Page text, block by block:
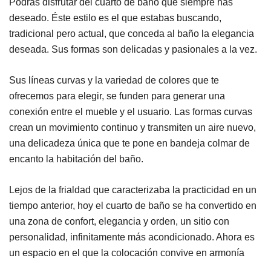
deseado. Éste estilo es el que estabas buscando,
tradicional pero actual, que conceda al baño la elegancia
deseada. Sus formas son delicadas y pasionales a la vez.
Sus líneas curvas y la variedad de colores que te
ofrecemos para elegir, se funden para generar una
conexión entre el mueble y el usuario. Las formas curvas
crean un movimiento continuo y transmiten un aire nuevo,
una delicadeza única que te pone en bandeja colmar de
encanto la habitación del baño.
Lejos de la frialdad que caracterizaba la practicidad en un
tiempo anterior, hoy el cuarto de baño se ha convertido en
una zona de confort, elegancia y orden, un sitio con
personalidad, infinitamente más acondicionado. Ahora es
un espacio en el que la colocación convive en armonía